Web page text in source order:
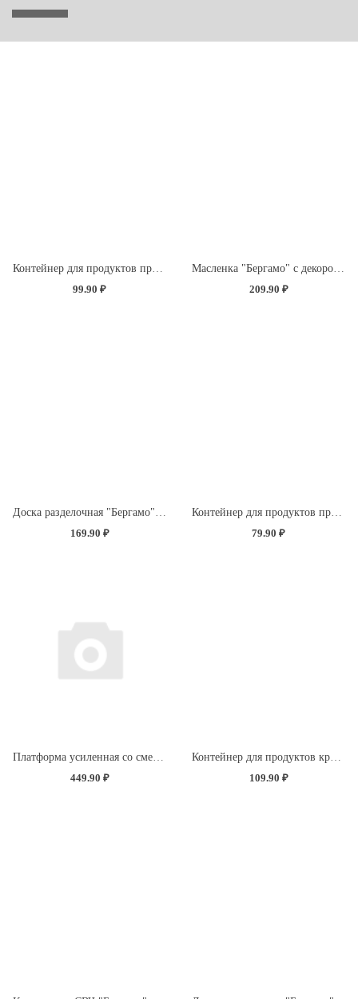
99.90 ₽
209.90 ₽
Доска разделочная "Бергамо" прямоугольная 260x155x3,5мм с декором "Розы" (светло-розовый)
169.90 ₽
Контейнер для продуктов прямоугольный 0,5л (светло-розовый)
79.90 ₽
Платформа усиленная со сменной насадкой "Экстра Синель" (без определения цвета)
449.90 ₽
Контейнер для продуктов круглый 0,85л (светло-розовый)
109.90 ₽